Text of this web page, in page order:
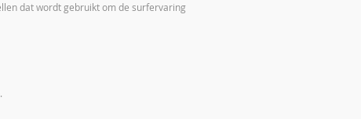
dat wordt gebruikt om de surfervaring